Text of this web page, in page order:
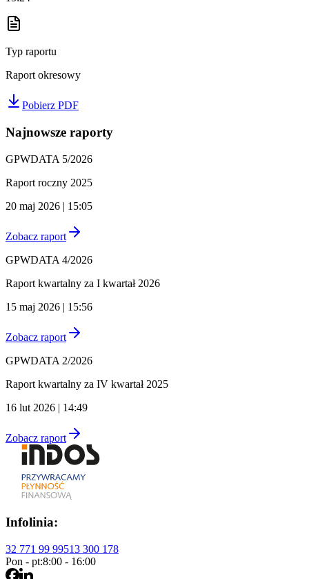
Typ raportu
Raport okresowy
Pobierz PDF
Najnowsze raporty
GPWDATA 5/2026
Raport roczny 2025
20 maj 2026 | 15:05
Zobacz raport
GPWDATA 4/2026
Raport kwartalny za I kwartał 2026
15 maj 2026 | 15:56
Zobacz raport
GPWDATA 2/2026
Raport kwartalny za IV kwartał 2025
16 lut 2026 | 14:49
Zobacz raport
Infolinia:
32 771 99 99513 300 178
Pon - pt:8:00 - 16:00